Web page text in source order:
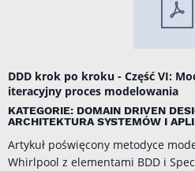
DDD krok po kroku - Część VI:
iteracyjny proces modelowania
KATEGORIE: DOMAIN DRIVEN
ARCHITEKTURA SYSTEMÓW I
Artykuł poświęcony metodyce
Whirlpool z elementami BDD i